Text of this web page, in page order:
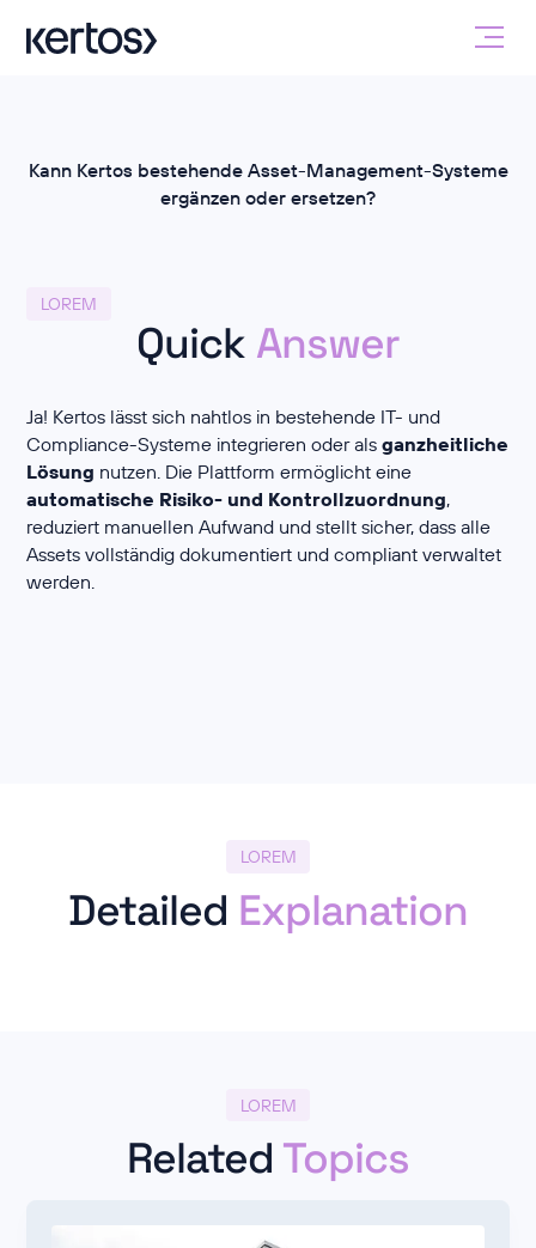
Kann Kertos bestehende Asset-Management-Systeme
ergänzen oder ersetzen?
LOREM
Quick Answer
Ja! Kertos lässt sich nahtlos in bestehende IT- und
Compliance-Systeme integrieren oder alsganzheitliche
Lösung nutzen. Die Plattform ermöglicht eine
automatische Risiko- und Kontrollzuordnung,
reduziert manuellen Aufwand und stellt sicher, dass alle
Assets vollständig dokumentiert und compliant verwaltet
werden.
LOREM
Detailed Explanation
LOREM
Related Topics